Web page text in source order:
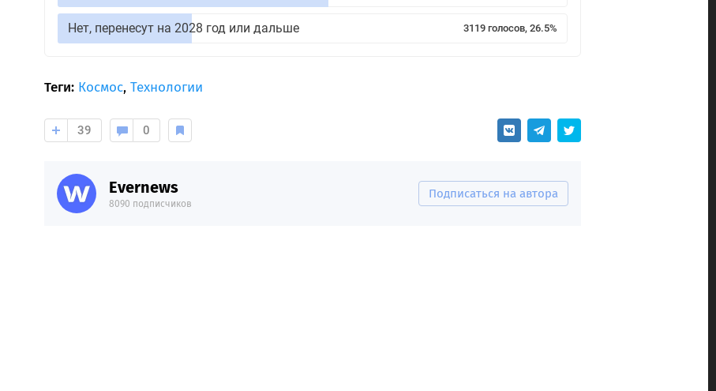
Нет, перенесут на 2028 год или дальше 3119 голосов, 26.5%
Теги: Космос, Технологии
39 0
Evernews
8090 подписчиков
Подписаться на автора